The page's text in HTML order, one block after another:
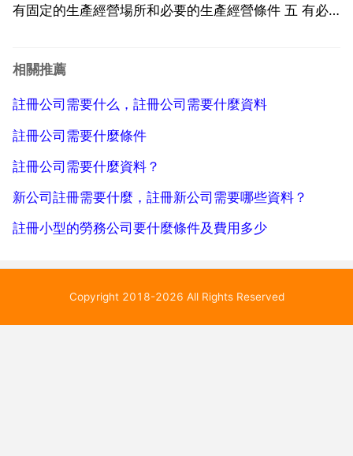
有固定的生產經營場所和必要的生產經營條件 五 有必
止經營的業務 從事法律 行政法規規定須報經有關部門
相關推薦
註冊公司需要什么，註冊公司需要什麼資料
註冊公司需要什麼條件
註冊公司需要什麼資料？
新公司註冊需要什麼，註冊新公司需要哪些資料？
註冊小型的勞務公司要什麼條件及費用多少
Copyright 2018-2026 All Rights Reserved